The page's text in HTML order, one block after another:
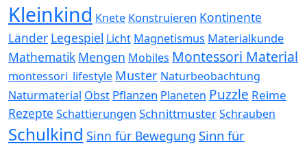
Kleinkind Knete Konstruieren Kontinente
Länder Legespiel Licht Magnetismus Materialkunde
Mathematik Mengen Mobiles Montessori Material
montessori_lifestyle Muster Naturbeobachtung
Naturmaterial Obst Pflanzen Planeten Puzzle Reime
Rezepte Schattierungen SchnittmusterSchrauben
Schulkind Sinn für Bewegung Sinn für